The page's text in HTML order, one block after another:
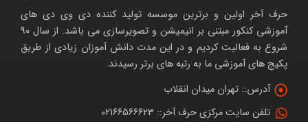
حرف آخر اولین و برترین موسسه تولید کننده دی وی دی های
آموزشی کنکور مبتنی بر انیمیشن و تصویرسازی می باشد. از سال 90
شروع به فعالیت کردیم و در این مدت دانش آموزان زیادی از طریق
پکیج های آموزشی ما به رتبه های برتر رسیدند.
آدرس:: تهران میدان انقلاب
تلفن سایت مرکزی حرف آخر:: 02166566623